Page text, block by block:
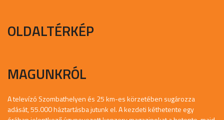
OLDALTÉRKÉP
MAGUNKRÓL
A televízó Szombathelyen és 25 km-es körzetében sugározza
adását, 55.000 háztartásba jutunk el. A kezdeti kéthetente egy